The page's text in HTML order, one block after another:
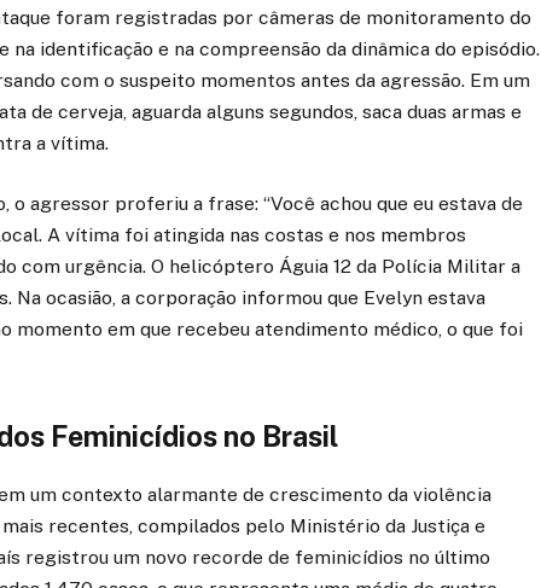
foram registradas por câmeras de monitoramento do
identificação e na compreensão da dinâmica do episódio.
com o suspeito momentos antes da agressão. Em um
de cerveja, aguarda alguns segundos, saca duas armas e
a vítima.
o agressor proferiu a frase: “Você achou que eu estava de
A vítima foi atingida nas costas e nos membros
com urgência. O helicóptero Águia 12 da Polícia Militar a
Na ocasião, a corporação informou que Evelyn estava
momento em que recebeu atendimento médico, o que foi
Feminicídios no Brasil
um contexto alarmante de crescimento da violência
recentes, compilados pelo Ministério da Justiça e
registrou um novo recorde de feminicídios no último